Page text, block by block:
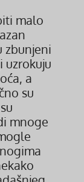
malo
zbunjeni
uzrokuju
a
su
mnoge